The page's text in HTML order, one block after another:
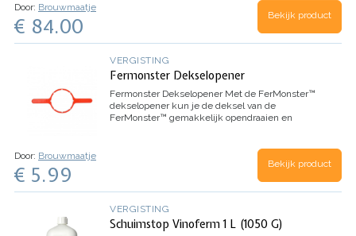
biergist gebruikt voor verschillende types ales
Door: Brouwmaatje
€ 84.00 Bekijk product
VERGISTING
Fermonster Dekselopener
Fermonster Dekselopener Met de FerMonster™
dekselopener kun je de deksel van de
FerMonster™ gemakkelijk opendraaien en
Door: Brouwmaatje
€ 5.99 Bekijk product
VERGISTING
Schuimstop Vinoferm 1 L (1050 G)